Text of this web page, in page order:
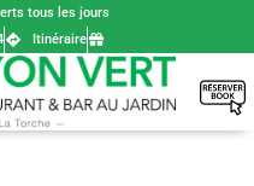
tous les jours
Itinéraire